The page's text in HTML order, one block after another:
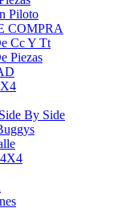
COMPRA
Cc Y Tt
Piezas
By Side